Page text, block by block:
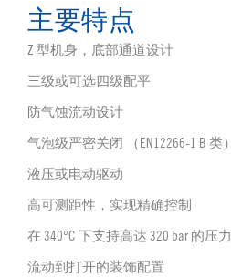
主要特点
Z 型机身，底部通道设计
三级或可选四级配平
防气蚀流动设计
气泡级严密关闭 （EN12266-1 B 类）
液压或电动驱动
高可测距性，实现精确控制
在 340°C 下支持高达 320 bar 的压力
流动到打开的装饰配置